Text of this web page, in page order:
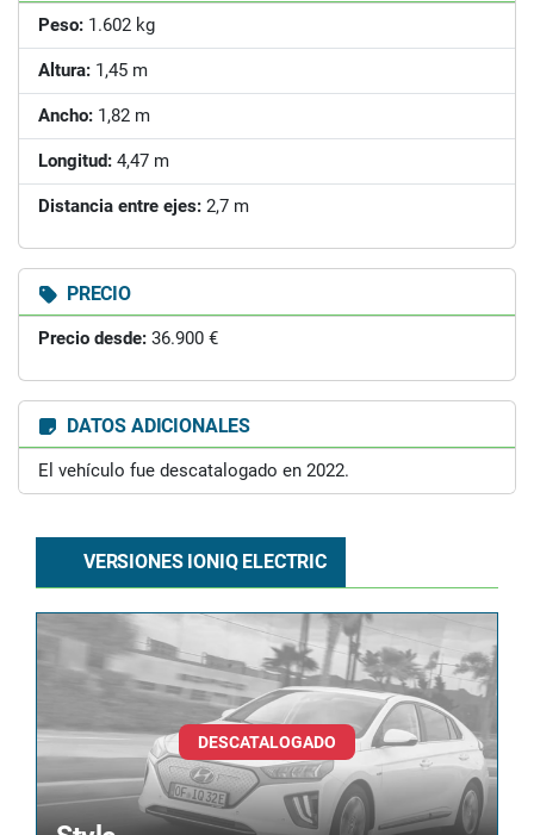
Peso: 1.602 kg
Altura: 1,45 m
Ancho: 1,82 m
Longitud: 4,47 m
Distancia entre ejes: 2,7 m
PRECIO
Precio desde: 36.900 €
DATOS ADICIONALES
El vehículo fue descatalogado en 2022.
VERSIONES IONIQ ELECTRIC